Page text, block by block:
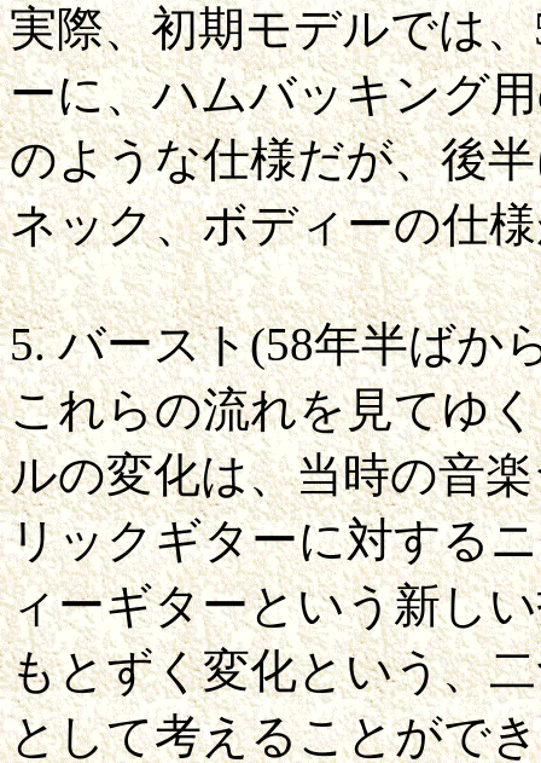
実際、初期モデルでは
ーに、ハムバッキング
のような仕様だが、後
ネック、ボディーの仕
5. バースト(58年半ばか
これらの流れを見てゆ
ルの変化は、当時の音
リックギターに対する
ィーギターという新し
もとずく変化という、
として考えることがで